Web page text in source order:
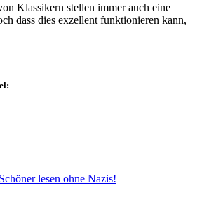
Klassikern stellen immer auch eine
dass dies exzellent funktionieren kann,